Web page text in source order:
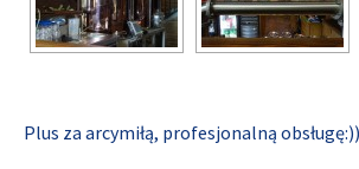
Plus za arcymiłą, profesjonalną